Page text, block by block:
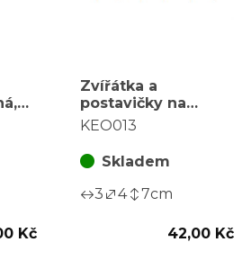
Kč
Zvířátka a
postavičky na
zápichu - keramika,
za 1 ks
KEO013
Skladem
3
4 7cm
42,00 Kč